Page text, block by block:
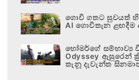
ගොවි ගතට සුවයත්
AI ගොවිතැන ළඟදීම
හෝමර්ගේ සම්භාව්‍ය
Odyssey ඇසුරෙන්
තැනූ දැවැන්ත